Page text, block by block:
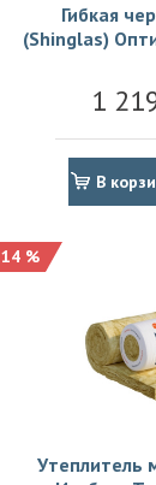
Гибкая
(Shinglas)
1
В
14 %
Утеплитель